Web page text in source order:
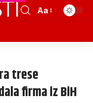
Aa
trese
firma iz BiH